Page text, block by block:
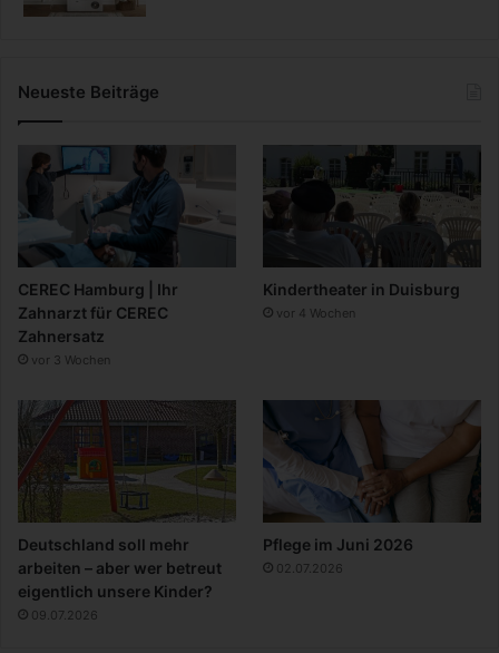
Neueste Beiträge
CEREC Hamburg | Ihr
Zahnarzt für CEREC
Zahnersatz
vor 3 Wochen
Kindertheater in Duisburg
vor 4 Wochen
Deutschland soll mehr
arbeiten – aber wer betreut
eigentlich unsere Kinder?
09.07.2026
Pflege im Juni 2026
02.07.2026